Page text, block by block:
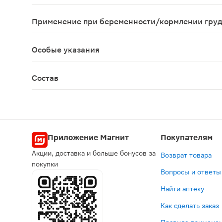
От приема таблеток стоит отказаться в
Применение при беременности/кормлении
Особые указания
Состав
Приложение Магнит
Акции, доставка и больше бонусов за
покупки
Покупателям
Возврат товара
Вопросы и ответы
Найти аптеку
Как сделать заказ